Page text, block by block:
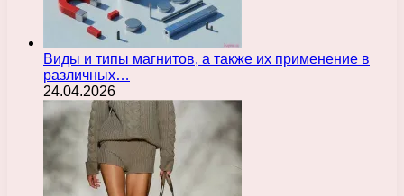
Виды и типы магнитов, а также их применение в
различных…
24.04.2026